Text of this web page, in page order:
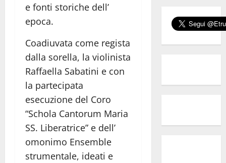
e fonti storiche dell’
epoca.
Coadiuvata come regista
dalla sorella, la violinista
Raffaella Sabatini e con
la partecipata
esecuzione del Coro
“Schola Cantorum Maria
SS. Liberatrice” e dell’
omonimo Ensemble
strumentale, ideati e